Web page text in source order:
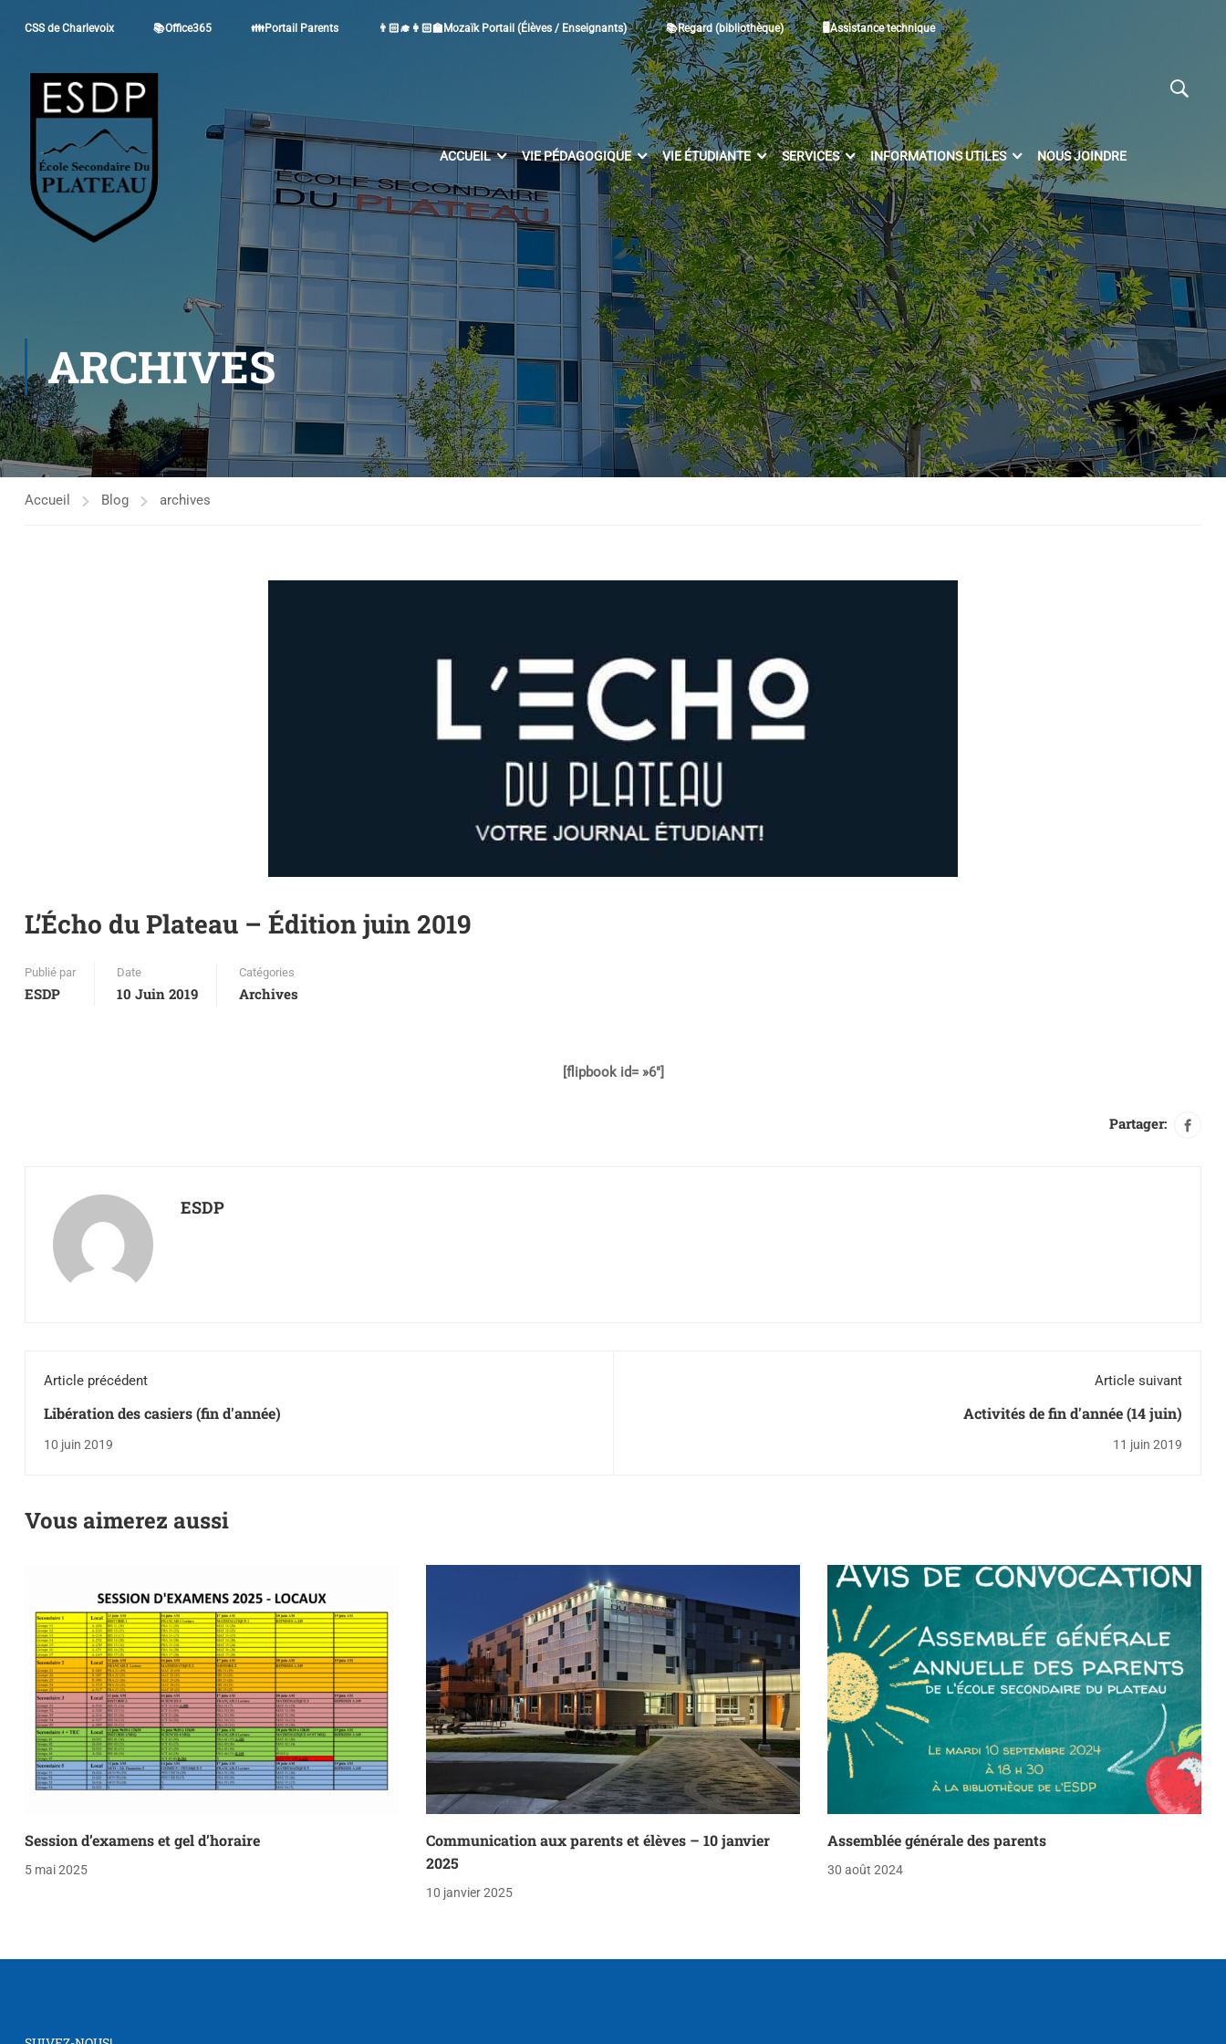
CSS de Charlevoix 📚Office365 👪Portail Parents 👨🏻‍🎓👩🏻‍🏫Mozaïk Portail (Élèves / Enseignants) 📚Regard (bibliothèque) 🖥Assistance technique
ACCUEIL VIE PÉDAGOGIQUE VIE ÉTUDIANTE SERVICES INFORMATIONS UTILES NOUS JOINDRE
ARCHIVES
Accueil Blog archives
L’Écho du Plateau – Édition juin 2019
Publié par
ESDP
Date
10 Juin 2019
Catégories
Archives
[flipbook id= »6″]
Partager:
ESDP
Article précédent
Libération des casiers (fin d'année)
10 juin 2019
Article suivant
Activités de fin d'année (14 juin)
11 juin 2019
Vous aimerez aussi
Session d’examens et gel d’horaire
5 mai 2025
Communication aux parents et élèves – 10 janvier
2025
10 janvier 2025
Assemblée générale des parents
30 août 2024